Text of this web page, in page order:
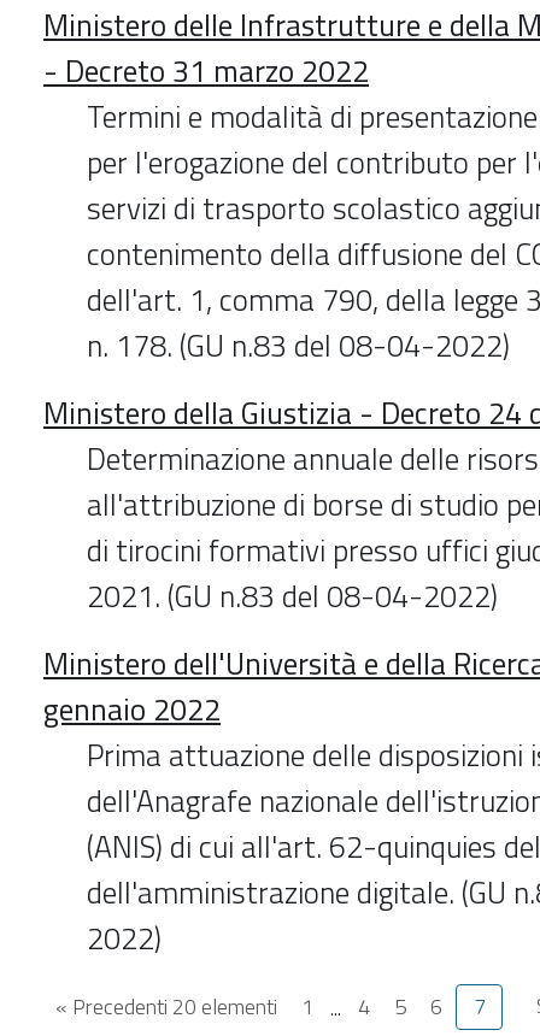
Ministero delle Infrastrutture e della
- Decreto 31 marzo 2022
Termini e modalità di
per l'erogazione del contributo per
servizi di trasporto scolastico
contenimento della diffusione del
dell'art. 1, comma 790, della legge
n. 178. (GU n.83 del 08-04-2022)
Ministero della Giustizia - Decreto 24
Determinazione annuale delle
all'attribuzione di borse di studio
di tirocini formativi presso uffici
2021. (GU n.83 del 08-04-2022)
Ministero dell'Università e della
gennaio 2022
Prima attuazione delle
dell'Anagrafe nazionale
(ANIS) di cui all'art. 62-quinquies
dell'amministrazione digitale. (GU
2022)
« Precedenti 20 elementi 1 ... 4 5 6
7